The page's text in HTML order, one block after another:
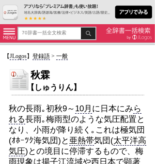
【JLogos】 登録語> 一般
秋霖
【しゅうりん】
秋の長雨｡初秋9～ 10月 に日本にみ ら
れる長雨｡梅雨型のような気圧配置と
なり、小雨が降り続く｡これは極気団
(ｵﾎｰﾂｸ海気団)と 亜熱帯気団(太平洋高
気圧)との境目に停滞するもので、梅
雨現象は揚子江流域や西日本で顕著